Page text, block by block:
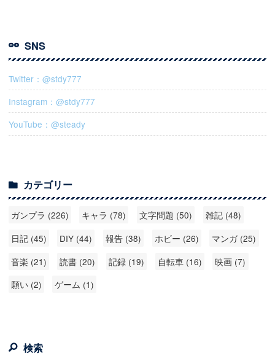
SNS
Twitter：@stdy777
Instagram：@stdy777
YouTube：@steady
カテゴリー
ガンプラ (226) キャラ (78) 文字問題 (50)
雑記 (48)
日記 (45)
DIY (44) 報告 (38) ホビー (26)
マンガ (25)
音楽 (21)
読書 (20) 記録 (19) 自転車 (16)
映画 (7)
願い (2)
ゲーム (1)
検索